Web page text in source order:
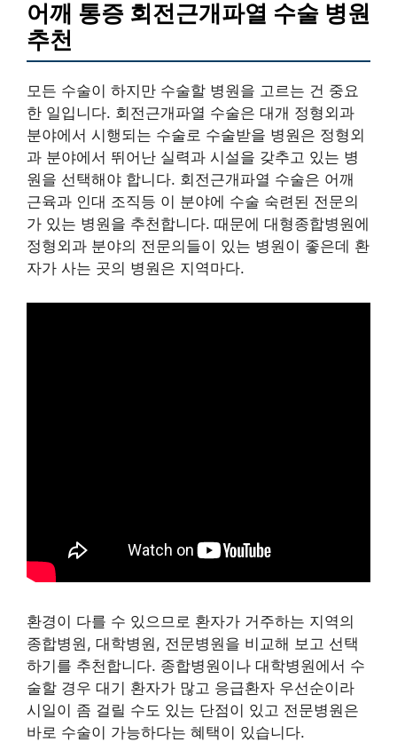
어깨 통증 회전근개파열 수술 병원
추천
모든 수술이 하지만 수술할 병원을 고르는 건 중요
한 일입니다. 회전근개파열 수술은 대개 정형외과
분야에서 시행되는 수술로 수술받을 병원은 정형외
과 분야에서 뛰어난 실력과 시설을 갖추고 있는 병
원을 선택해야 합니다. 회전근개파열 수술은 어깨
근육과 인대 조직등 이 분야에 수술 숙련된 전문의
가 있는 병원을 추천합니다. 때문에 대형종합병원에
정형외과 분야의 전문의들이 있는 병원이 좋은데 환
자가 사는 곳의 병원은 지역마다.
환경이 다를 수 있으므로 환자가 거주하는 지역의
종합병원, 대학병원, 전문병원을 비교해 보고 선택
하기를 추천합니다. 종합병원이나 대학병원에서 수
술할 경우 대기 환자가 많고 응급환자 우선순이라
시일이 좀 걸릴 수도 있는 단점이 있고 전문병원은
바로 수술이 가능하다는 혜택이 있습니다.